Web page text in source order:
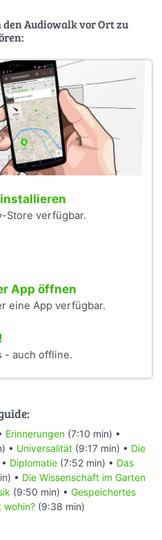
den Audiowalk vor Ort zu
Store verfügbar.
App öffnen
eine App verfügbar.
- auch offline.
Erinnerungen (7:10 min) •
• Universalität (9:17 min) • Die
Diplomatie (7:52 min) • Das
• Die Wissenschaft im Garten
(9:50 min) • Gespeichertes
wohin? (9:38 min)